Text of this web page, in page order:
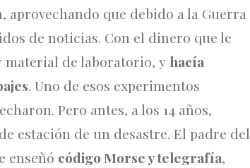
que debido a la Guerra
de noticias. Con el dinero que le
material de laboratorio, y hacía
. Uno de esos experimentos
Pero antes, a los 14 años,
estación de un desastre. El padre del
enseñó código Morse y telegrafía,